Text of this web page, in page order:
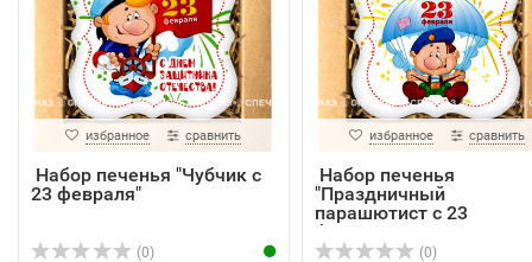
избранное сравнить
Набор печенья "Чубчик с
23 февраля"
(0)
избранное сравнить
Набор печенья
"Праздничный
парашютист с 23
февраля&...
(0)